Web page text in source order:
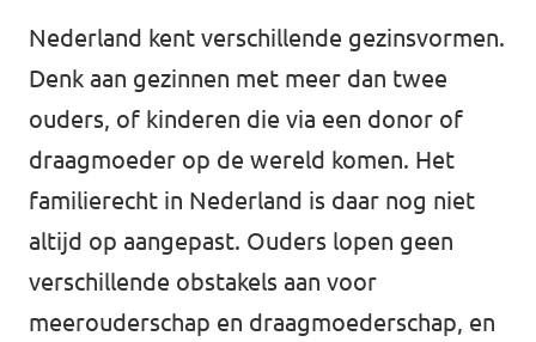
Vacatures
Contact
Nederland kent verschillende gezinsvormen.
Denk aan gezinnen met meer dan twee
ouders, of kinderen die via een donor of
draagmoeder op de wereld komen. Het
familierecht in Nederland is daar nog niet
altijd op aangepast. Ouders lopen geen
verschillende obstakels aan voor
meerouderschap en draagmoederschap, en